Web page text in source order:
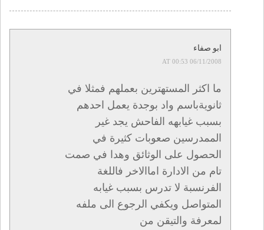
ابو صفاء
06/11/2008 AT 00:53
ما اكثر المستهترين بعملهم فمثلا في
ثانويةباسم واد بوجدة يعمل احدهم
بسبب غيابهه الفاحش يجد غير
الممدرسين صعوبات كثيرة في
الحصول على الوثائق وهدا في صمت
تام من الادارة اماالاخر فاللغة
الفرنسبة لا تدرس بسبب غيابه
المتواصل ويكفي الرجوع الى ملفه
لمعرفة والتيقن من